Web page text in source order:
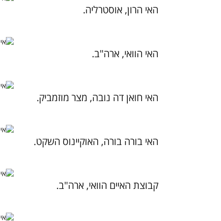
האי הרון, אוסטרליה.
האי הוואי, ארה"ב.
האי חואן דה נובה, מצר מוזמביק.
האי בורה בורה, האוקיינוס השקט.
קבוצת האיים הוואי, ארה"ב.